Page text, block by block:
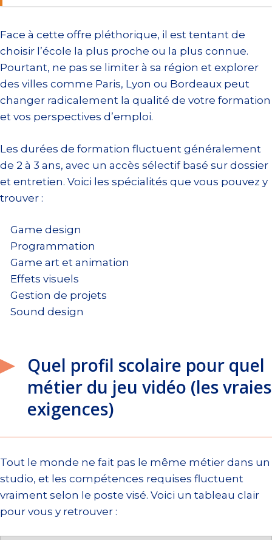
Face à cette offre pléthorique, il est tentant de
choisir l’école la plus proche ou la plus connue.
Pourtant, ne pas se limiter à sa région et explorer
des villes comme Paris, Lyon ou Bordeaux peut
changer radicalement la qualité de votre formation
et vos perspectives d’emploi.
Les durées de formation fluctuent généralement
de 2 à 3 ans, avec un accès sélectif basé sur dossier
et entretien. Voici les spécialités que vous pouvez y
trouver :
Game design
Programmation
Game art et animation
Effets visuels
Gestion de projets
Sound design
Quel profil scolaire pour quel
métier du jeu vidéo (les vraies
exigences)
Tout le monde ne fait pas le même métier dans un
studio, et les compétences requises fluctuent
vraiment selon le poste visé. Voici un tableau clair
pour vous y retrouver :